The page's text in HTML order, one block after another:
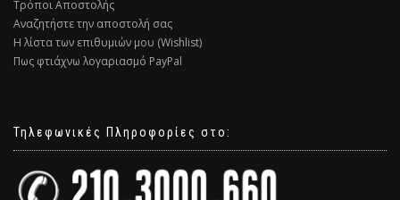
Τρόποι Αποστολής
Αναζητήστε την αποστολή σας
Η λίστα των επιθυμιών μου (Wishlist)
Πως φτιάχνω λογαριασμό PayPal
Τηλεφωνικές Πληροφορίες στο: